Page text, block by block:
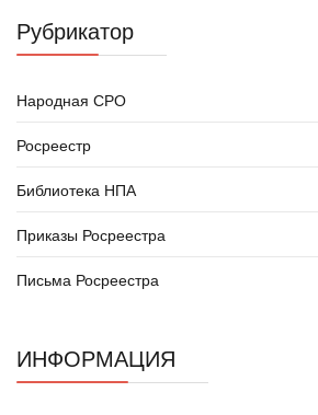
Рубрикатор
Народная СРО
Росреестр
Библиотека НПА
Приказы Росреестра
Письма Росреестра
ИНФОРМАЦИЯ